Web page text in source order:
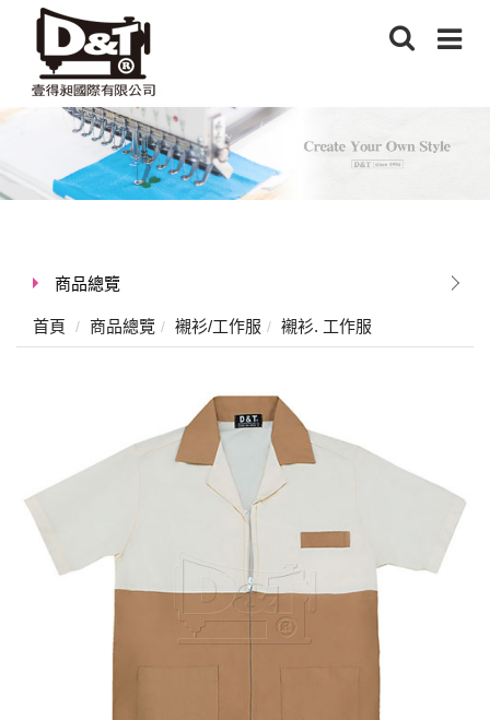
商品總覽
首頁 商品總覽 襯衫/工作服 襯衫. 工作服